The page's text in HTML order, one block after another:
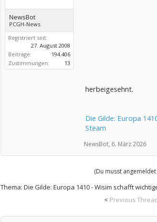
NewsBot
PCGH-News
Registriert seit:
27. August 2008
Beiträge:
194.406
Zustimmungen:
13
herbeigesehnt.
Die Gilde: Europa
Steam
NewsBot, 6. März 2026
(Du musst
Thema: Die Gilde: Europa 1410 - Wisim schafft
< Previous